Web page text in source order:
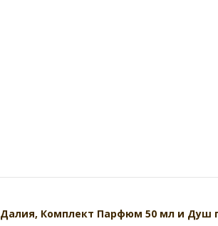
Далия, Комплект Парфюм 50 мл и Душ